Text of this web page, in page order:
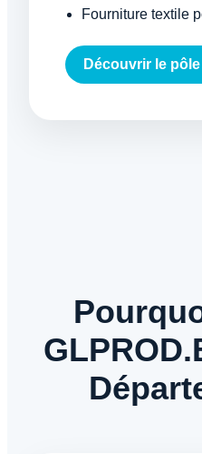
Fourniture textile
Découvrir le